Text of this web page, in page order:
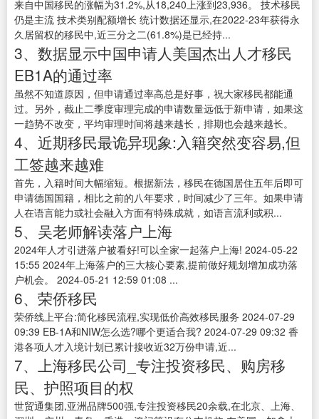
来自中国移民的涨幅为31.2%,从18,240上涨到23,936。 技术移民
仍是主流 技术类别配额增长 统计数据还显示,在2022-23年获得永
久居留权的移民中,近三分之二(61.8%)是已经持...
3、数据显示中国申请人美国杰出人才移民
EB1A的通过率
虽然不知道原因，但申请通过率高总是好事，祝大家移民都能通
过。另外，截止二季度审理完成的申请数量远低于新申请，如果这
一趋势不改变，平均审理时间将越来越长，排期也会越来越长。
4、近期移民最诡异现象:入籍突然变容易,但
工签越来越难
首先，入籍时间大幅缩短。根据新法，移民在德国居住五年后即可
申请德国国籍，相比之前的八年要求，时间减少了三年。如果申请
人在语言能力或社会融入方面有特殊成就，如语言流利或积...
5、吴老师解读落户上海
2024年人才引进落户被看好!可以全家一起落户上海! 2024-05-22
15:55 2024年上海落户的三大核心要素,提前做好规划增加成功落
户机会。 2024-05-21 12:59 01:08 ...
6、荣侨移民
荣侨线上平台:简化移民流程,实现低价高效移民服务 2024-07-29
09:39 EB-1A和NIW怎么选?哪个更适合我? 2024-07-29 09:32 香
港各项人才入境计划已累计接收近32万份申请,近...
7、上海移民公司_专注投资移民、购房移
民、护照项目的权
世贸通集团,亚洲品牌500强,专注投资移民20余载,在北京、上海、